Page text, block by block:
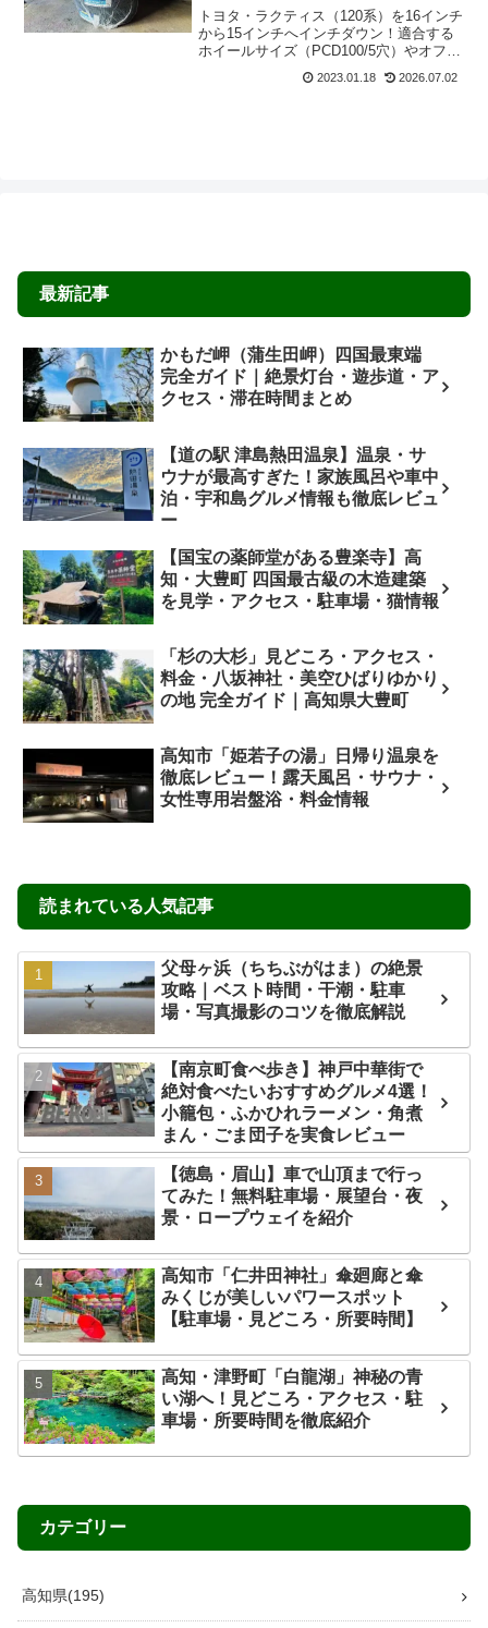
ビ7
トヨタ・ラクティス（120系）を16インチ
から15インチへインチダウン！適合する
ホイールサイズ（PCD100/5穴）やオフセ
7」を選んだ理由と乗り心地を詳しく解説
2023.01.18 2026.07.02
最新記事
かもだ岬（蒲生田岬）四国最東端
完全ガイド｜絶景灯台・遊歩道・ア
クセス・滞在時間まとめ
【道の駅 津島熱田温泉】温泉・サ
ウナが最高すぎた！家族風呂や車中
泊・宇和島グルメ情報も徹底レビュ
ー
【国宝の薬師堂がある豊楽寺】高
知・大豊町 四国最古級の木造建築
を見学・アクセス・駐車場・猫情報
「杉の大杉」見どころ・アクセス・
料金・八坂神社・美空ひばりゆかり
の地 完全ガイド｜高知県大豊町
高知市「姫若子の湯」日帰り温泉を
徹底レビュー！露天風呂・サウナ・
女性専用岩盤浴・料金情報
読まれている人気記事
父母ヶ浜（ちちぶがはま）の絶景
攻略｜ベスト時間・干潮・駐車
場・写真撮影のコツを徹底解説
【南京町食べ歩き】神戸中華街で
絶対食べたいおすすめグルメ4選！
小籠包・ふかひれラーメン・角煮
まん・ごま団子を実食レビュー
【徳島・眉山】車で山頂まで行っ
てみた！無料駐車場・展望台・夜
景・ロープウェイを紹介
高知市「仁井田神社」傘廻廊と傘
みくじが美しいパワースポット
【駐車場・見どころ・所要時間】
高知・津野町「白龍湖」神秘の青
い湖へ！見どころ・アクセス・駐
車場・所要時間を徹底紹介
カテゴリー
高知県 195